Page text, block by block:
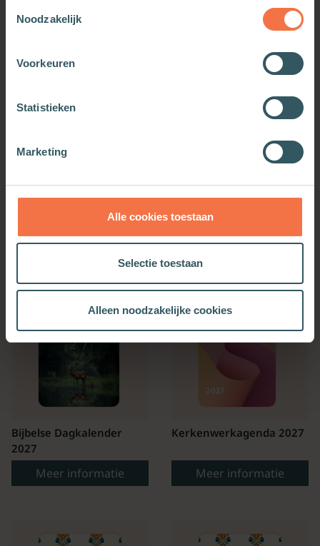
Noodzakelijk
Voorkeuren
Statistieken
Marketing
Alle cookies toestaan
Selectie toestaan
Alleen noodzakelijke cookies
2084
OOK INTERESSANT
Bijbelse Dagkalender
2027
Meer informatie
Kerkenwerkagenda 2027
Meer informatie